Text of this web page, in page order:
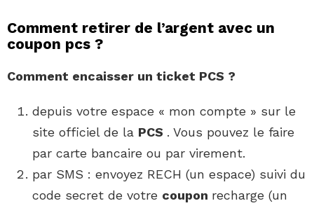
Comment retirer de l’argent avec un
coupon pcs ?
Comment encaisser un ticket PCS ?
depuis votre espace « mon compte » sur le
site officiel de la PCS . Vous pouvez le faire
par carte bancaire ou par virement.
par SMS : envoyez RECH (un espace) suivi du
code secret de votre coupon recharge (un